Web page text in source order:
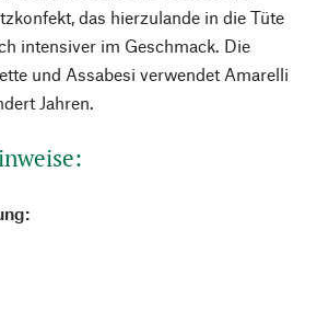
das hierzulande in die Tüte
intensiver im Geschmack. Die
und Assabesi verwendet Amarelli
Jahren.